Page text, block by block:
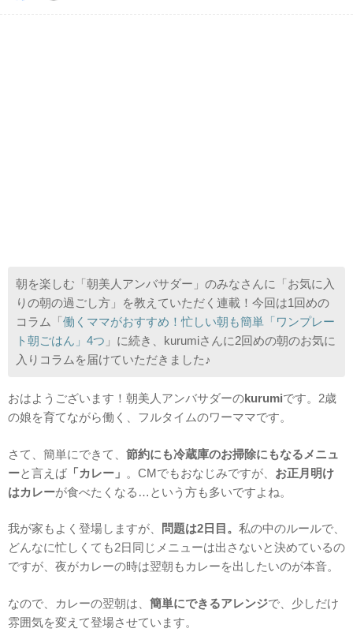
朝を楽しむ「朝美人アンバサダー」のみなさんに「お気に入
りの朝の過ごし方」を教えていただく連載！今回は1回めの
コラム「働くママがおすすめ！忙しい朝も簡単「ワンプレー
ト朝ごはん」4つ 」に続き、kurumiさんに2回めの朝のお気に
入りコラムを届けていただきました♪
おはようございます！朝美人アンバサダーのkurumiです。2歳
の娘を育てながら働く、フルタイムのワーママです。
さて、簡単にできて、 節約にも冷蔵庫のお掃除にもなるメニュ
ーと言えば 「カレー」 。CMでもおなじみですが、 お正月明け
はカレーが食べたくなる…という方も多いですよね。
我が家もよく登場しますが、 問題は2日目。 私の中のルールで、
どんなに忙しくても2日同じメニューは出さないと決めているの
ですが、夜がカレーの時は翌朝もカレーを出したいのが本音。
なので、カレーの翌朝は、 簡単にできるアレンジで、少しだけ
雰囲気を変えて登場させています。